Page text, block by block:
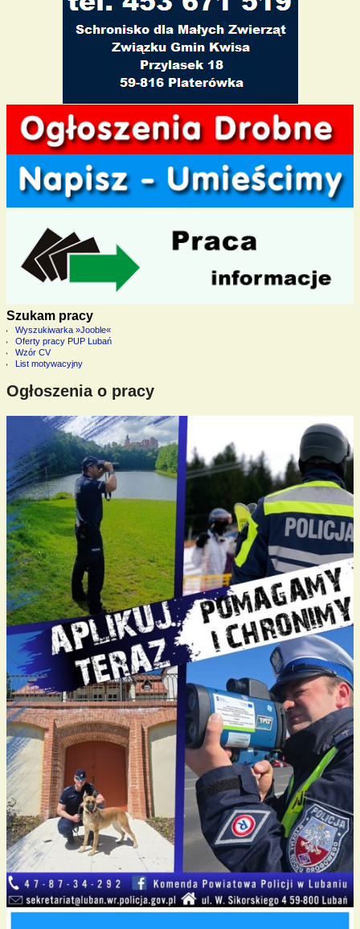
Szukam pracy
Wyszukiwarka »Jooble«
Oferty pracy PUP Lubań
Wzór CV
List motywacyjny
Ogłoszenia o pracy